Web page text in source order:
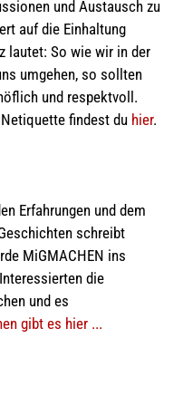
und Austausch zu
auf die Einhaltung
lautet: So wie wir in der
umgehen, so sollten
und respektvoll.
findest du hier.
Erfahrungen und dem
schreibt
MiGMACHEN ins
die
und es
gibt es hier ...